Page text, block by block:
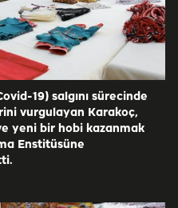
19) salgını sürecinde
vurgulayan Karakoç,
yeni bir hobi kazanmak
Enstitüsüne